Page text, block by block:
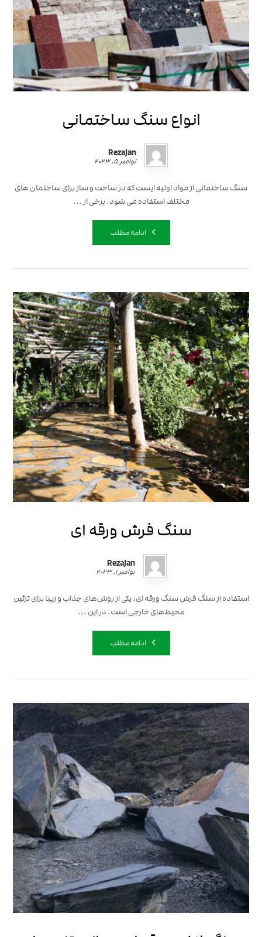
انواع سنگ ساختمانی
RezaJan
نوامبر ۵, ۲۰۲۳
سنگ ساختمانی از مواد اولیه ایست که در ساخت و ساز برای ساختمان های
مختلف استفاده می شود. برخی از ...
ادامه مطلب
سنگ فرش ورقه ای
RezaJan
نوامبر ۱, ۲۰۲۳
استفاده از سنگ فرش سنگ ورقه ای، یکی از روش‌های جذاب و زیبا برای تزئین
محیط‌های خارجی است. در این ...
ادامه مطلب